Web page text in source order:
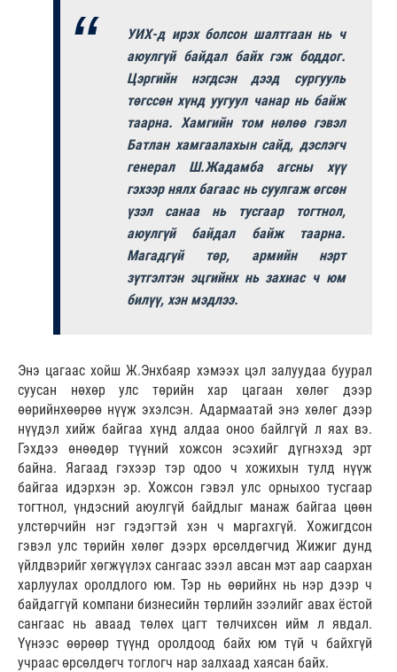
УИХ-д ирэх болсон шалтгаан нь ч
аюулгүй байдал байх гэж боддог.
Цэргийн нэгдсэн дээд сургууль
төгссөн хүнд уугуул чанар нь байж
таарна. Хамгийн том нөлөө гэвэл
Батлан хамгаалахын сайд, дэслэгч
генерал Ш.Жадамба агсны хүү
гэхээр нялх багаас нь суулгаж өгсөн
үзэл санаа нь тусгаар тогтнол,
аюулгүй байдал байж таарна.
Магадгүй төр, армийн нэрт
зүтгэлтэн эцгийнх нь захиас ч юм
билүү, хэн мэдлээ.
Энэ цагаас хойш Ж.Энхбаяр хэмээх цэл залуудаа буурал
суусан нөхөр улс төрийн хар цагаан хөлөг дээр
өөрийнхөөрөө нүүж эхэлсэн. Адармаатай энэ хөлөг дээр
нүүдэл хийж байгаа хүнд алдаа оноо байлгүй л яах вэ.
Гэхдээ өнөөдөр түүний хожсон эсэхийг дүгнэхэд эрт
байна. Яагаад гэхээр тэр одоо ч хожихын тулд нүүж
байгаа идэрхэн эр. Хожсон гэвэл улс орныхоо тусгаар
тогтнол, үндэсний аюулгүй байдлыг манаж байгаа цөөн
улстөрчийн нэг гэдэгтэй хэн ч маргахгүй. Хожигдсон
гэвэл улс төрийн хөлөг дээрх өрсөлдөгчид Жижиг дунд
үйлдвэрийг хөгжүүлэх сангаас зээл авсан мэт аар саархан
харлуулах оролдлого юм. Тэр нь өөрийнх нь нэр дээр ч
байдаггүй компани бизнесийн төрлийн зээлийг авах ёстой
сангаас нь аваад төлөх цагт төлчихсөн ийм л явдал.
Үүнээс өөрөөр түүнд оролдоод байх юм түй ч байхгүй
учраас өрсөлдөгч тоглогч нар залхаад хаясан байх.